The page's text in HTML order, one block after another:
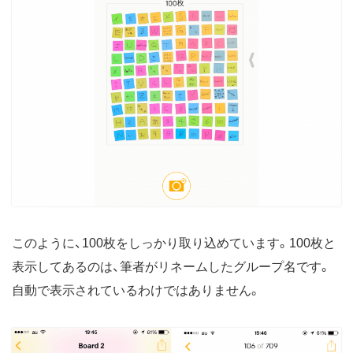
このように、100枚をしっかり取り込めています。100枚と
表示してあるのは、筆者がリネームしたグループ名です。
自動で表示されているわけではありません。